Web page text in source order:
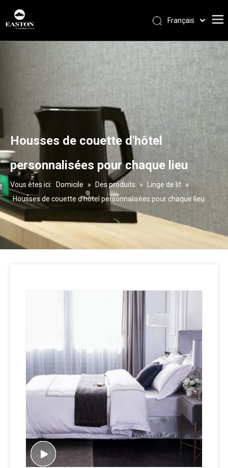
Français
Housses de couette d'hôtel
personnalisées pour chaque lieu
Vous êtes ici: Domicile » Des produits » Linge de lit »
Housses de couette d'hôtel personnalisées pour chaque lieu